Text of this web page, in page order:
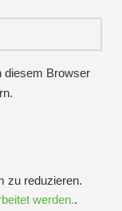
diesem Browser
zu reduzieren.
werden..